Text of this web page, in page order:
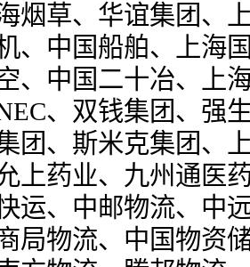
烟草、华谊集团、
、中国船舶、上海
、中国二十冶、上
、双钱集团、强
团、斯米克集团、
上药业、九州通医
运、中邮物流、中
局物流、中国物资